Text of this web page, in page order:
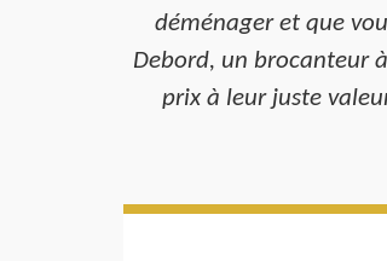
déménager et que
Debord, un brocanteur
prix à leur juste